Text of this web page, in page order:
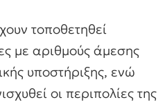
τοποθετηθεί
με αριθμούς άμεσης
υποστήριξης, ενώ
οι περιπολίες της